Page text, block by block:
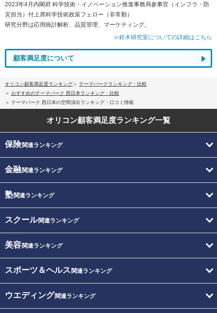
2023年4月内閣府 科学技術・イノベーション推進事務局参事官（インフラ・防
災担当）付上席科学技術政策フェロー（非常勤）
研究分野は応用統計解析、品質管理、マーケティング。
≫鈴木研究室についての詳細はこちら
顧客満足度について
オリコン顧客満足度ランキング
テーマパークランキング・比較
おすすめのテーマパーク 西日本ランキング・比較
テーマパーク 西日本の空間演出ランキング・口コミ情報
オリコン顧客満足度ランキング一覧
保険関連ランキング
金融関連ランキング
塾関連ランキング
スクール関連ランキング
美容関連ランキング
スポーツ＆ヘルス 関連ランキング
ウエディング関連ランキング